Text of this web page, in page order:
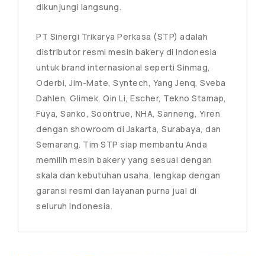
dikunjungi langsung.
PT Sinergi Trikarya Perkasa (STP) adalah
distributor resmi mesin bakery di Indonesia
untuk brand internasional seperti Sinmag,
Oderbi, Jim-Mate, Syntech, Yang Jenq, Sveba
Dahlen, Glimek, Qin Li, Escher, Tekno Stamap,
Fuya, Sanko, Soontrue, NHA, Sanneng, Yiren
dengan showroom di Jakarta, Surabaya, dan
Semarang. Tim STP siap membantu Anda
memilih mesin bakery yang sesuai dengan
skala dan kebutuhan usaha, lengkap dengan
garansi resmi dan layanan purna jual di
seluruh Indonesia.